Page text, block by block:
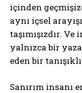
içinden
aynı içsel
taşımışızdır.
yalnızca bir
eden bir
Sanırım insanı